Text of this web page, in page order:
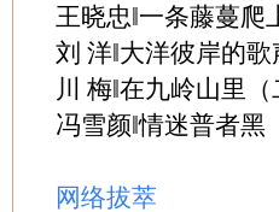
王晓忠‖一条藤蔓爬
刘 洋‖大洋彼岸的歌
川 梅‖在九岭山里（
冯雪颜‖情迷普者黑
网络拔萃